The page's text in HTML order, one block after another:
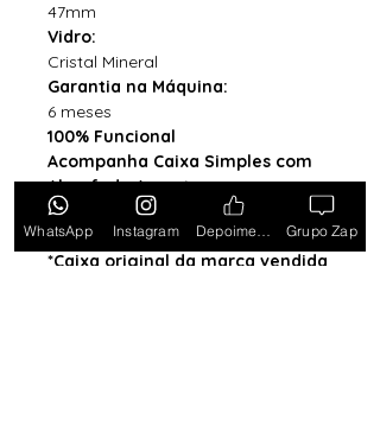
47mm
Vidro:
Cristal Mineral
Garantia na Máquina:
6 meses
100% Funcional
Acompanha Caixa Simples com
Almofada (exceto para os
estados PB, SE, RR, MT, PE e AL)
*Caixa original da marca vendida
WhatsApp Instagram Grupo Zap